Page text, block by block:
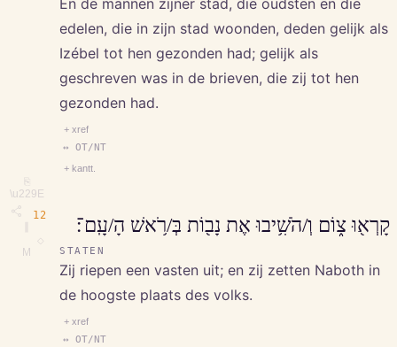
⎘
\u229E
M
edelen, die in zijn stad woonden, deden gelijk als
Izébel tot hen gezonden had; gelijk als
geschreven was in de brieven, die zij tot hen
gezonden had.
+ xref
↔ OT/NT
+ kantt.
12 קָרְא֖וּ צ֑וֹם וְ/הֹשִׁ֥יבוּ אֶת נָב֖וֹת בְּ/רֹ֥אשׁ הָ/עָֽם־׃
STATEN
Zij riepen een vasten uit; en zij zetten Naboth in
de hoogste plaats des volks.
+ xref
↔ OT/NT